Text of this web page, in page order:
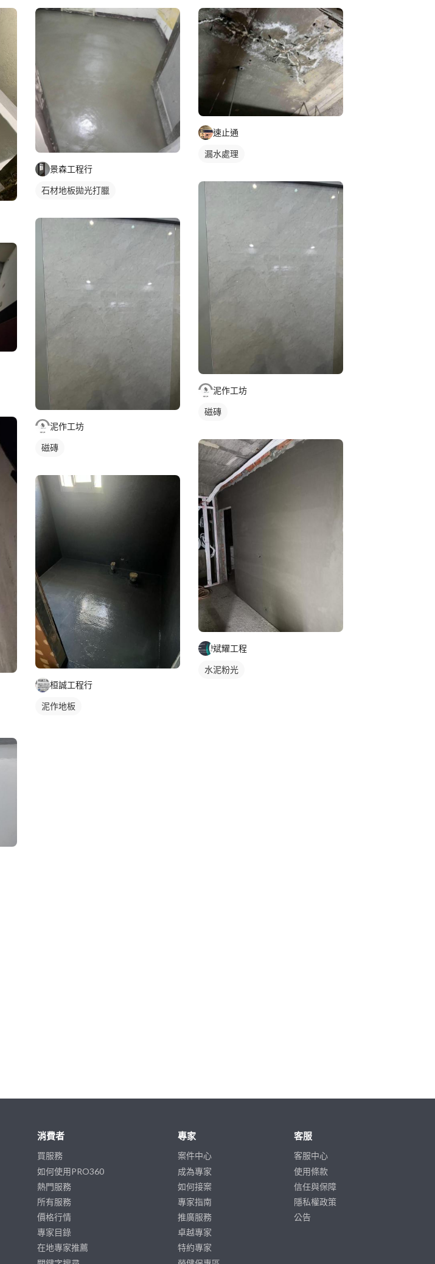
景森工程行
石材地板拋光打臘
泥作工坊
磁磚
桓誠工程行
泥作地板
速止通
漏水處理
泥作工坊
磁磚
斌耀工程
水泥粉光
消費者
買服務
如何使用PRO360
熱門服務
所有服務
價格行情
專家目錄
在地專家推薦
專家
案件中心
成為專家
如何接案
專家指南
推廣服務
卓越專家
特約專家
客服
客服中心
使用條款
信任與保障
隱私權政策
公告